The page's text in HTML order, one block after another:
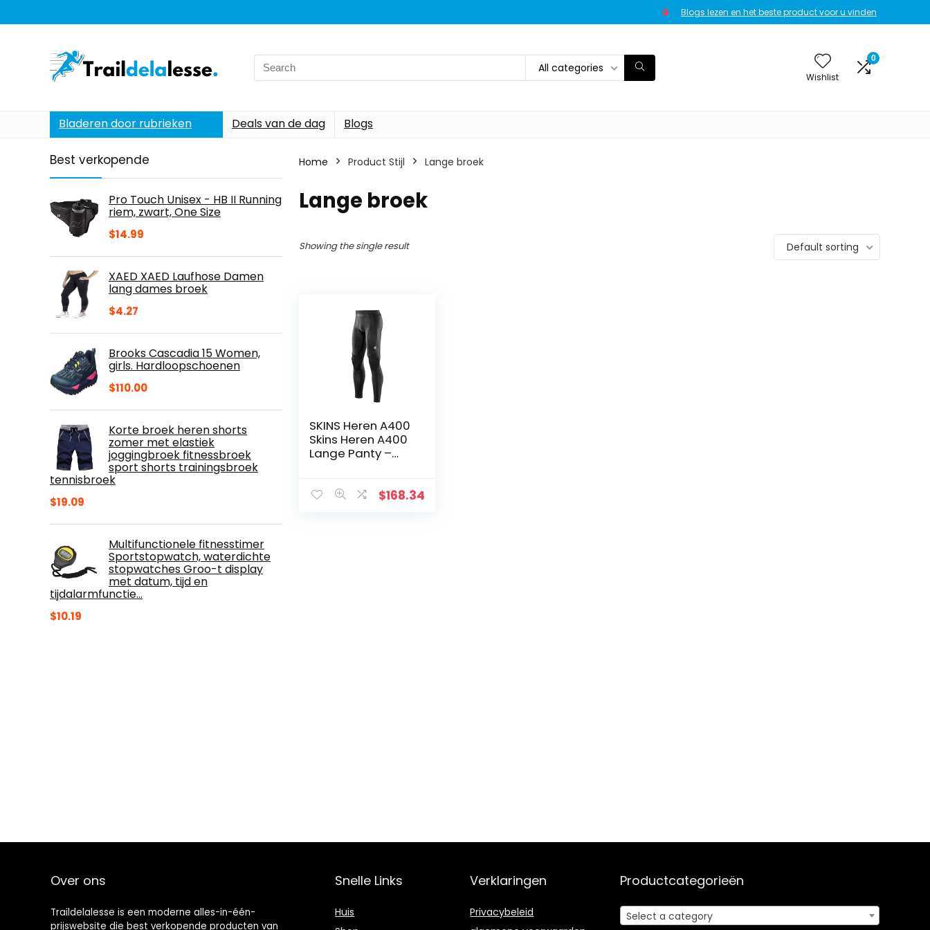
Blogs lezen en het beste product voor u vinden
Search
for:
All categories
Wishlist
0
Bladeren door rubrieken Deals van de dag Blogs
Best verkopende
Pro Touch Unisex - HB II Running
riem, zwart, One Size
$14.99
XAED XAED Laufhose Damen
lang dames broek
$4.27
Brooks Cascadia 15 Women,
girls. Hardloopschoenen
$110.00
Korte broek heren shorts
zomer met elastiek
joggingbroek fitnessbroek
sport shorts trainingsbroek
tennisbroek
$19.09
Multifunctionele fitnesstimer
Sportstopwatch, waterdichte
stopwatches Groo-t display
met datum, tijd en
tijdalarmfunctie…
$10.19
Home Product Stijl Lange broek
Lange broek
Showing the single result Default sorting
SKINS Heren A400
Skins Heren A400
Lange Panty –
$168.34
Over ons
Traildelalesse is een moderne alles-in-één-
prijswebsite die best verkopende producten van
Snelle Links
Huis
Verklaringen
Privacybeleid
Productcategorieën
Select a category